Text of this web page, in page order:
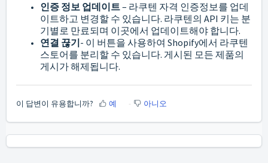
인증 정보 업데이트– 라쿠텐 자격 인증정보를 업데
이트하고 변경할 수 있습니다. 라쿠텐의 API 키는 분
기별로 만료되며 이곳에서 업데이트해야 합니다.
연결 끊기- 이 버튼을 사용하여 Shopify에서 라쿠텐
스토어를 분리할 수 있습니다. 게시된 모든 제품의
게시가 해제됩니다.
이 답변이 유용합니까? 예 아니오